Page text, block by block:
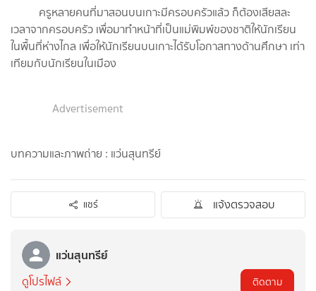
ครูหลายคนที่มาสอนบนเกาะมีครอบครัวแล้ว ก็ต้องเสียสละ
เวลาจากครอบครัว เพื่อมาทำหน้าที่เป็นแม่พิมพ์ของชาติให้นักเรียน
ในพื้นที่ห่างไกล เพื่อให้นักเรียนบนเกาะได้รับโอกาสทางด้านศึกษา เท่า
เทียมกับนักเรียนในเมือง
Advertisement
บทความและภาพถ่าย : แว่นสุนทรีย์
แชร์ แจ้งตรวจสอบ
แว่นสุนทรีย์
ดูโปรไฟล์ ติดตาม